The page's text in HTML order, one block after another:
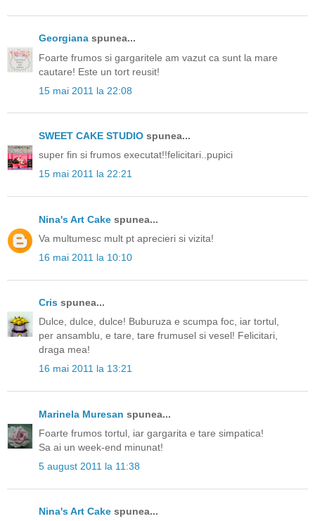
Georgiana spunea...
Foarte frumos si gargaritele am vazut ca sunt la mare
cautare! Este un tort reusit!
15 mai 2011 la 22:08
SWEET CAKE STUDIO spunea...
super fin si frumos executat!!felicitari..pupici
15 mai 2011 la 22:21
Nina's Art Cake spunea...
Va multumesc mult pt aprecieri si vizita!
16 mai 2011 la 10:10
Cris spunea...
Dulce, dulce, dulce! Buburuza e scumpa foc, iar tortul,
per ansamblu, e tare, tare frumusel si vesel! Felicitari,
draga mea!
16 mai 2011 la 13:21
Marinela Muresan spunea...
Foarte frumos tortul, iar gargarita e tare simpatica!
Sa ai un week-end minunat!
5 august 2011 la 11:38
Nina's Art Cake spunea...